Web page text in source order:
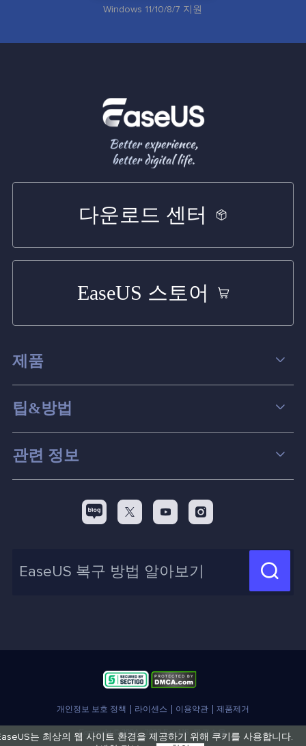
는 최상의 웹 사이트 환경을 제공하기 위해 쿠키를 사용합니다.
Windows 11/10/8/7 지원
다운로드 센터
EaseUS 스토어
제품
데이터 복구
파티션 관리
스크린 레코더
백업&복원
신제품 New
팁&방법
컴퓨터 데이터 복구 팁
맥 데이터 복구 팁
디스크 파티션 팁
화면 녹화 팁
인사이트 보고서
관련 정보
리셀러
제휴 문의
  

개인정보 보호 정책 라이센스 이용약관 제품제거
Copyright © 2004 - 2023 EaseUS. 판권소유.